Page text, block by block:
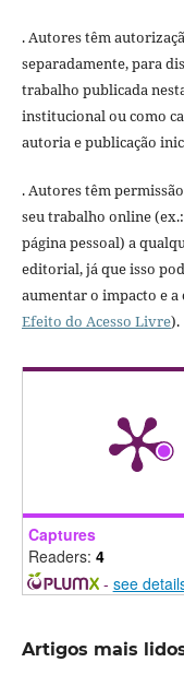
. Autores têm
separadamente, para
trabalho publicada
institucional ou como
autoria e publicação
. Autores têm
seu trabalho online
página pessoal) a
editorial, já que isso
aumentar o impacto e
Efeito do Acesso Livre).
Captures
Readers: 4
- see
Artigos mais